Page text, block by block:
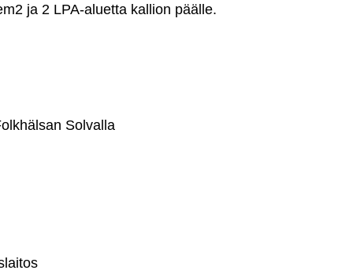
ja 2 LPA-aluetta kallion päälle.
Solvalla